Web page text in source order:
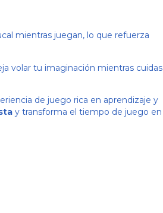
mientras juegan, lo que refuerza
volar tu imaginación mientras cuidas
de juego rica en aprendizaje y
y transforma el tiempo de juego en